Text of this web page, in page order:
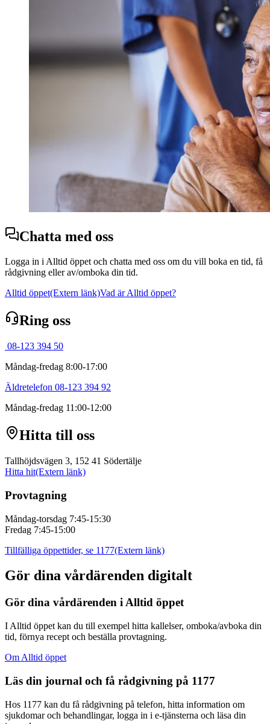
Chatta med oss
Logga in i Alltid öppet och chatta med oss om du vill boka en tid, få
rådgivning eller av/omboka din tid.
Alltid öppet(Extern länk)Vad är Alltid öppet?
Ring oss
08-123 394 50
Måndag-fredag 8:00-17:00
Äldretelefon 08-123 394 92
Måndag-fredag 11:00-12:00
Hitta till oss
Tallhöjdsvägen 3, 152 41 Södertälje
Hitta hit(Extern länk)
Provtagning
Måndag-torsdag 7:45-15:30
Fredag 7:45-15:00
Tillfälliga öppettider, se 1177(Extern länk)
Gör dina vårdärenden digitalt
Gör dina vårdärenden i Alltid öppet
I Alltid öppet kan du till exempel hitta kallelser, omboka/avboka din
tid, förnya recept och beställa provtagning.
Om Alltid öppet
Läs din journal och få rådgivning på 1177
Hos 1177 kan du få rådgivning på telefon, hitta information om
sjukdomar och behandlingar, logga in i e-tjänsterna och läsa din